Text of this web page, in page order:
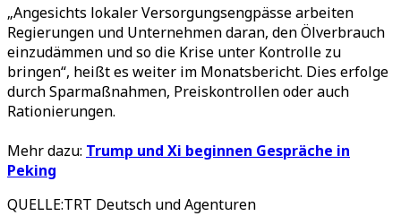
„Angesichts lokaler Versorgungsengpässe arbeiten
Regierungen und Unternehmen daran, den Ölverbrauch
einzudämmen und so die Krise unter Kontrolle zu
bringen“, heißt es weiter im Monatsbericht. Dies erfolge
durch Sparmaßnahmen, Preiskontrollen oder auch
Rationierungen.
Mehr dazu: Trump und Xi beginnen Gespräche in
Peking
QUELLE:TRT Deutsch und Agenturen